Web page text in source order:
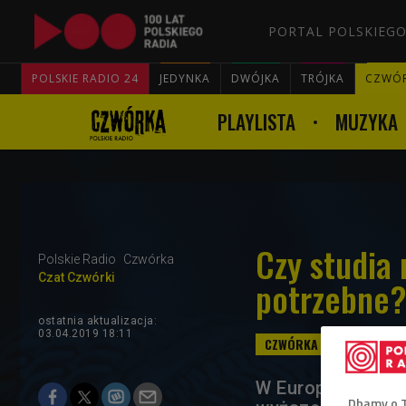
PORTAL
POLSKIE RADIO 24 JEDYNKA DWÓJKA TRÓJKA
PLAYLISTA MUZYKA
Polskie Radio
Czwórka
Czat Czwórki
Czy
potrzebne?
ostatnia aktualizacja:
03.04.2019 18:11
W Europie